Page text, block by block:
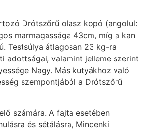
Drótszőrű olasz kopó (angolul:
marmagassága 43cm, míg a kan
Testsúlya átlagosan 23 kg-ra
adottságai, valamint jelleme szerint
Nagy. Más kutyákhoz való
szempontjából a Drótszőrű
számára. A fajta esetében
és sétálásra, Mindenki